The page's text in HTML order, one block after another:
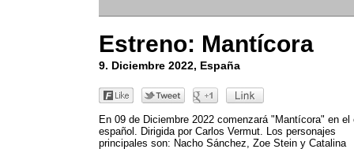
Estreno: Mantícora
9. Diciembre 2022, España
En 09 de Diciembre 2022 comenzará "Mantícora" en el
español. Dirigida por Carlos Vermut. Los personajes
principales son: Nacho Sánchez, Zoe Stein y Catalina